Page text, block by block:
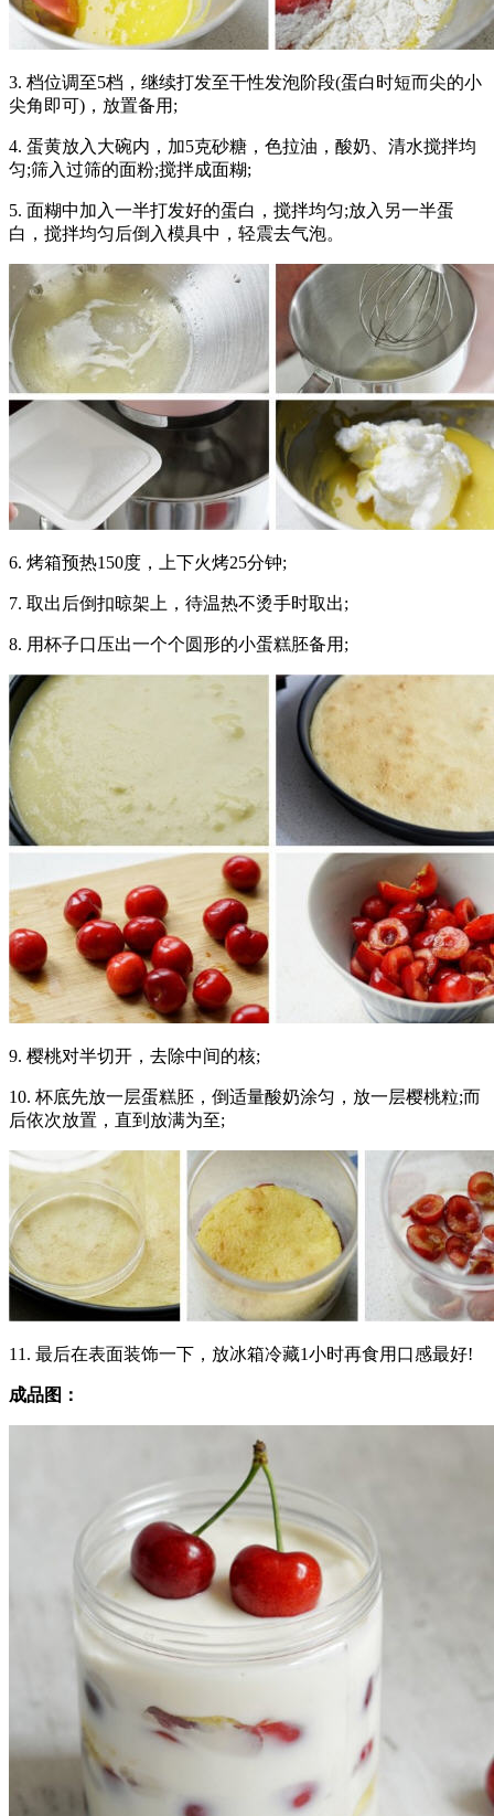
3. 档位调至5档，继续打发至干性发泡阶段(蛋白时短而尖的小
尖角即可)，放置备用;
4. 蛋黄放入大碗内，加5克砂糖，色拉油，酸奶、清水搅拌均
匀;筛入过筛的面粉;搅拌成面糊;
5. 面糊中加入一半打发好的蛋白，搅拌均匀;放入另一半蛋
白，搅拌均匀后倒入模具中，轻震去气泡。
6. 烤箱预热150度，上下火烤25分钟;
7. 取出后倒扣晾架上，待温热不烫手时取出;
8. 用杯子口压出一个个圆形的小蛋糕胚备用;
9. 樱桃对半切开，去除中间的核;
10. 杯底先放一层蛋糕胚，倒适量酸奶涂匀，放一层樱桃粒;而
后依次放置，直到放满为至;
11. 最后在表面装饰一下，放冰箱冷藏1小时再食用口感最好!
成品图：